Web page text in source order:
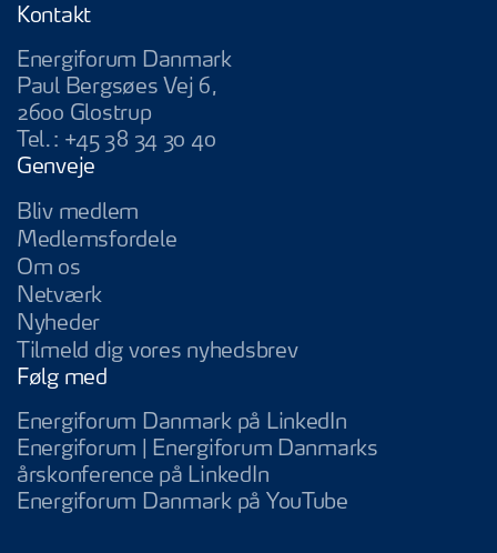
Kontakt
Energiforum Danmark
Paul Bergsøes Vej 6,
2600 Glostrup
Tel.: +45 38 34 30 40
Genveje
Bliv medlem
Medlemsfordele
Om os
Netværk
Nyheder
Tilmeld dig vores nyhedsbrev
Følg med
Energiforum Danmark på LinkedInEnergiforum
Energiforum | Energiforum Danmarks
årskonference på LinkedInEnergiforum |
Energiforum Danmark på YouTubeEnergiforum